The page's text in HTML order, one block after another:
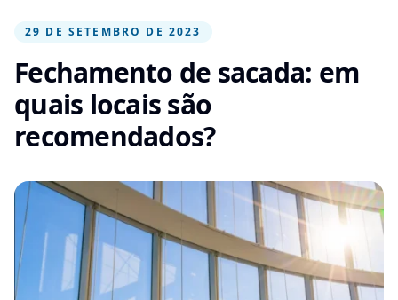
29 DE SETEMBRO DE 2023
Fechamento de sacada: em
quais locais são
recomendados?